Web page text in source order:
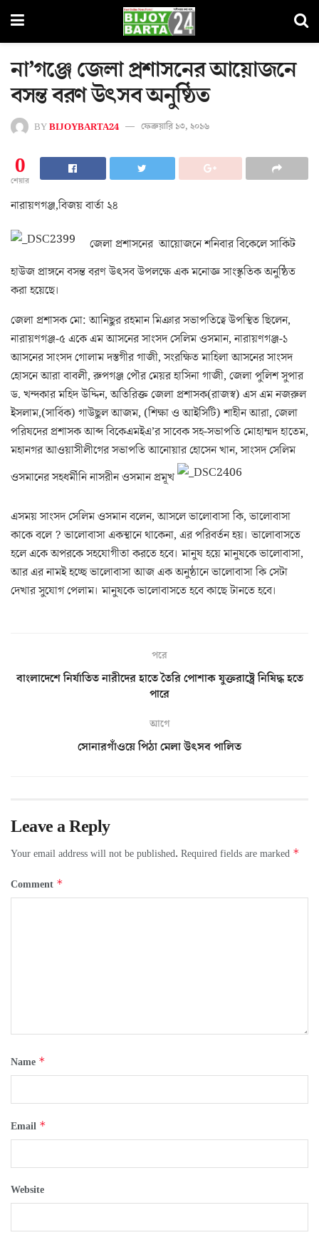
না’গঞ্জে জেলা প্রশাসনের আয়োজনে
বসন্ত বরণ উৎসব অনুষ্ঠিত
BYBIJOYBARTA24 ফেব্রুয়ারি ১৩, ২০১৬
0
শেয়ার
নারায়ণগঞ্জ,বিজয় বার্তা ২৪
জেলা প্রশাসনের আয়োজনে শনিবার বিকেলে সার্কিট
হাউজ প্রাঙ্গনে বসন্ত বরণ উৎসব উপলক্ষে এক মনোজ্ঞ সাংস্কৃতিক অনুষ্ঠিত
করা হয়েছে।
জেলা প্রশাসক মো: আনিছুর রহমান মিঞার সভাপতিত্বে উপস্থিত ছিলেন,
নারায়ণগঞ্জ-৫ একে এম আসনের সাংসদ সেলিম ওসমান, নারায়ণগঞ্জ-১
আসনের সাংসদ গোলাম দস্তগীর গাজী, সংরক্ষিত মাহিলা আসনের সাংসদ
হোসনে আরা বাবলী, রুপগঞ্জ পৌর মেয়র হাসিনা গাজী, জেলা পুলিশ সুপার
ড. খন্দকার মহিদ উদ্দিন, অতিরিক্ত জেলা প্রশাসক(রাজস্ব) এস এম নজরুল
ইসলাম,(সার্বিক) গাউছুল আজম, (শিক্ষা ও আইসিটি) শাহীন আরা, জেলা
পরিষদের প্রশাসক আব্দ বিকেএমইএ’র সাবেক সহ-সভাপতি মোহাম্মদ হাতেম,
মহানগর আওয়াসীলীগের সভাপতি আনোয়ার হোসেন খান, সাংসদ সেলিম
ওসমানের সহধর্মীনি নাসরীন ওসমান প্রমূখ
এসময় সাংসদ সেলিম ওসমান বলেন, আসলে ভালোবাসা কি, ভালোবাসা
কাকে বলে ? ভালোবাসা একস্থানে থাকেনা, এর পরিবর্তন হয়। ভালোবাসতে
হলে একে অপরকে সহযোগীতা করতে হবে। মানুষ হয়ে মানুষকে ভালোবাসা,
আর এর নামই হচ্ছে ভালোবাসা আজ এক অনুষ্ঠানে ভালোবাসা কি সেটা
দেখার সুযোগ পেলাম। মানুষকে ভালোবাসতে হবে কাছে টানতে হবে।
পরে
বাংলাদেশে নির্যাতিত নারীদের হাতে তৈরি পোশাক যুক্তরাষ্ট্রে নিষিদ্ধ হতে
পারে
আগে
সোনারগাঁওয়ে পিঠা মেলা উৎসব পালিত
Leave a Reply
Your email address will not be published. Required fields are marked *
Comment *
Name *
Email *
Website